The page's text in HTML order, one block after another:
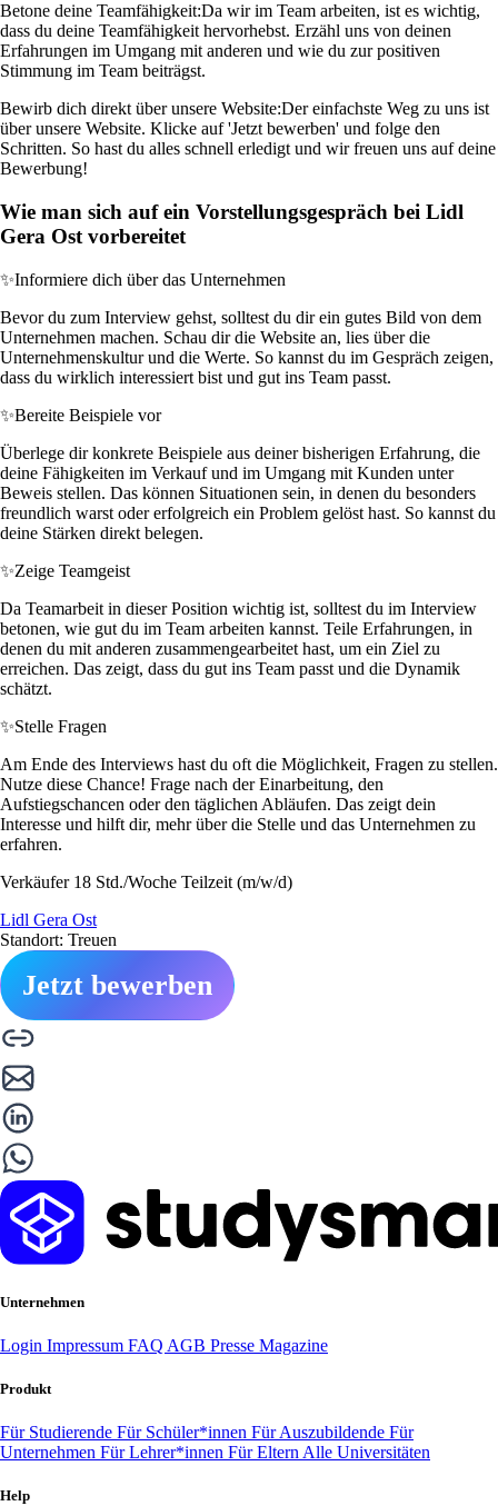
Betone deine Teamfähigkeit:Da wir im Team arbeiten, ist es wichtig,
dass du deine Teamfähigkeit hervorhebst. Erzähl uns von deinen
Erfahrungen im Umgang mit anderen und wie du zur positiven
Stimmung im Team beiträgst.
Bewirb dich direkt über unsere Website:Der einfachste Weg zu uns ist
über unsere Website. Klicke auf 'Jetzt bewerben' und folge den
Schritten. So hast du alles schnell erledigt und wir freuen uns auf deine
Bewerbung!
Wie man sich auf ein Vorstellungsgespräch bei Lidl
Gera Ost vorbereitet
✨Informiere dich über das Unternehmen
Bevor du zum Interview gehst, solltest du dir ein gutes Bild von dem
Unternehmen machen. Schau dir die Website an, lies über die
Unternehmenskultur und die Werte. So kannst du im Gespräch zeigen,
dass du wirklich interessiert bist und gut ins Team passt.
✨Bereite Beispiele vor
Überlege dir konkrete Beispiele aus deiner bisherigen Erfahrung, die
deine Fähigkeiten im Verkauf und im Umgang mit Kunden unter
Beweis stellen. Das können Situationen sein, in denen du besonders
freundlich warst oder erfolgreich ein Problem gelöst hast. So kannst du
deine Stärken direkt belegen.
✨Zeige Teamgeist
Da Teamarbeit in dieser Position wichtig ist, solltest du im Interview
betonen, wie gut du im Team arbeiten kannst. Teile Erfahrungen, in
denen du mit anderen zusammengearbeitet hast, um ein Ziel zu
erreichen. Das zeigt, dass du gut ins Team passt und die Dynamik
schätzt.
✨Stelle Fragen
Am Ende des Interviews hast du oft die Möglichkeit, Fragen zu stellen.
Nutze diese Chance! Frage nach der Einarbeitung, den
Aufstiegschancen oder den täglichen Abläufen. Das zeigt dein
Interesse und hilft dir, mehr über die Stelle und das Unternehmen zu
erfahren.
Verkäufer 18 Std./Woche Teilzeit (m/w/d)
Lidl Gera Ost
Standort: Treuen
Jetzt bewerben
Unternehmen
Login Impressum FAQ AGB Presse Magazine
Produkt
Für Studierende Für Schüler*innen Für Auszubildende Für
Unternehmen Für Lehrer*innen Für Eltern Alle Universitäten
Help